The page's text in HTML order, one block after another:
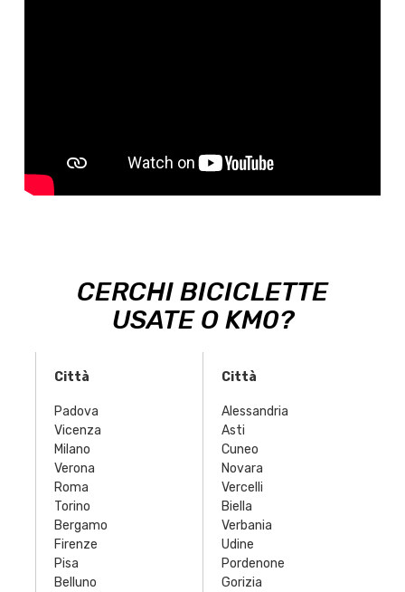
CERCHI BICICLETTE
USATE O KM0?
Città
Padova
Vicenza
Milano
Verona
Roma
Torino
Bergamo
Firenze
Pisa
Belluno
Città
Alessandria
Asti
Cuneo
Novara
Vercelli
Biella
Verbania
Udine
Pordenone
Gorizia